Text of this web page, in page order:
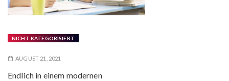
NICHT KATEGORISIERT
AUGUST 21, 2021
Endlich in einem modernen